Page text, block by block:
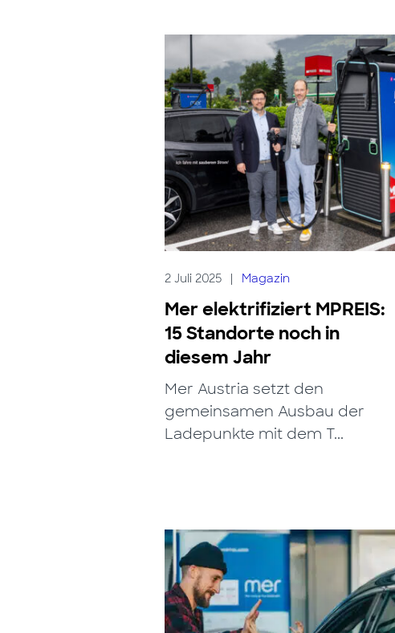
2 Juli 2025 | Magazin
Mer elektrifiziert MPREIS:
15 Standorte noch in
diesem Jahr
Mer Austria setzt den
gemeinsamen Ausbau der
Ladepunkte mit dem T...